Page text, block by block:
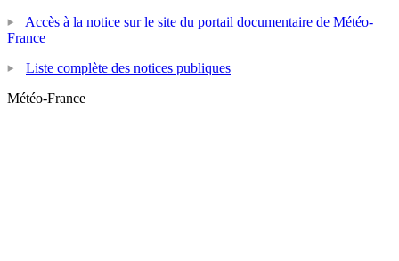
Accès à la notice sur le site du portail documentaire de Météo-
France
Liste complète des notices publiques
Météo-France